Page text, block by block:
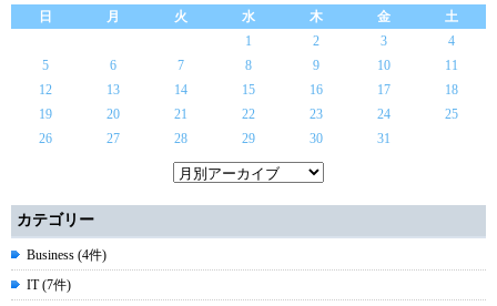
日
月 火 水 木 金
土
1
2 3
4
5
6 7 8 9 10
11
12
13 14 15 16 17
18
19
20 21 22 23 24
25
26
27 28 29 30 31
カテゴリー
Business (4件)
IT (7件)